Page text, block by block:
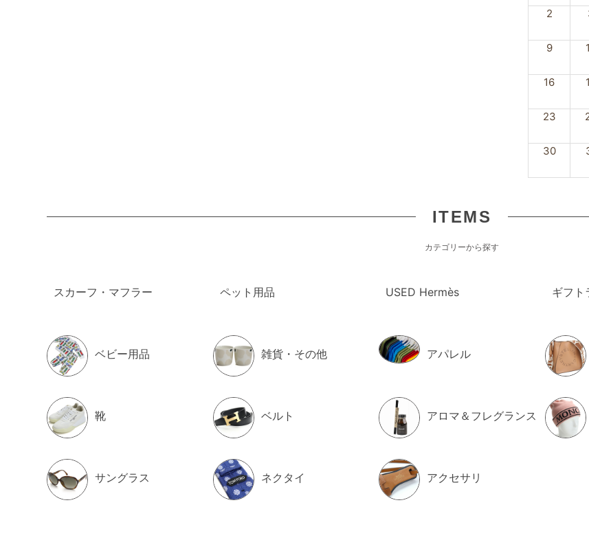
2
9
16
23
30
ITEMS
カテゴリーから探す
スカーフ・マフラー ペット用品 USED Hermès ギフト
ベビー用品 雑貨・その他 アパレル
靴 ベルト アロマ＆フレグランス
サングラス ネクタイ アクセサリ